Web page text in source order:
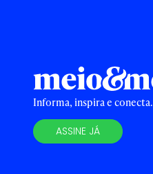
Informa, inspira e conecta.
ASSINE JÁ